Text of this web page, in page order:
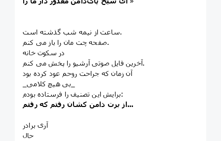
ساعت از نیمه شب گذشته است.
صفحه چت مان را باز می کنم.
در سکوت خانه
آخرین فایل صوتی آرشیو را پخش می کنم.
آن زمان که جراحت روحم عود کرده بود
برایش این تصنیف را فرستاده بودم:
از برت دامن کشان رفتم که رفتم...
آری برادر
حال